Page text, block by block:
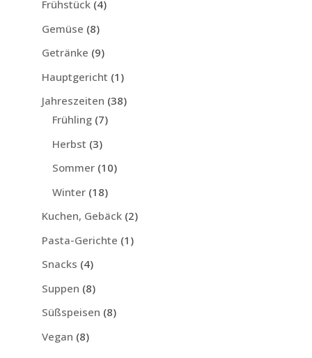
Frühstück(4)
Gemüse (8)
Getränke (9)
Hauptgericht (1)
Jahreszeiten (38)
Frühling(7)
Herbst (3)
Sommer(10)
Winter(18)
Kuchen, Gebäck(2)
Pasta-Gerichte (1)
Snacks (4)
Suppen (8)
Süßspeisen (8)
Vegan (8)